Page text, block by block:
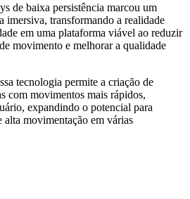
de baixa persistência marcou um
imersiva, transformando a realidade
em uma plataforma viável ao reduzir
movimento e melhorar a qualidade
tecnologia permite a criação de
com movimentos mais rápidos,
expandindo o potencial para
alta movimentação em várias